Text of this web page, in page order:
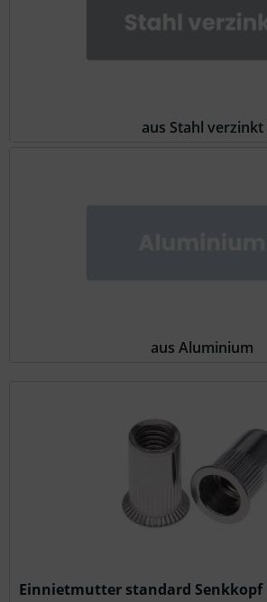
aus Stahl verzinkt
aus Aluminium
Einnietmutter standard Senkkopf